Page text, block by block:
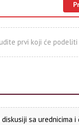
prvi koji će
sa urednicima i